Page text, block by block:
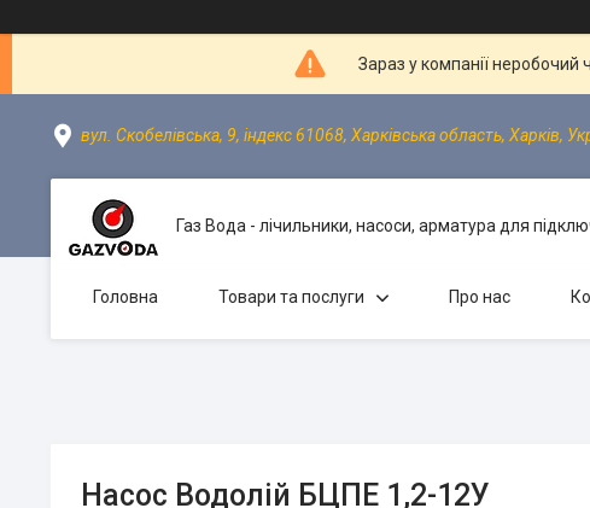
Зараз у компанії
вул. Скобелівська, 9, індекс 61068, Харківська область, Харків,
Газ Вода - лічильники, насоси, арматура для
Головна Товари та послуги Про нас
Насос Водолій БЦПЕ 1,2-12У